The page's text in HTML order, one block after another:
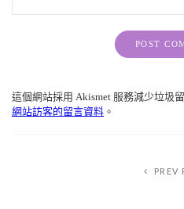
這個網站採用 Akismet 服務減少垃圾
網站訪客的留言資料 。
PREV